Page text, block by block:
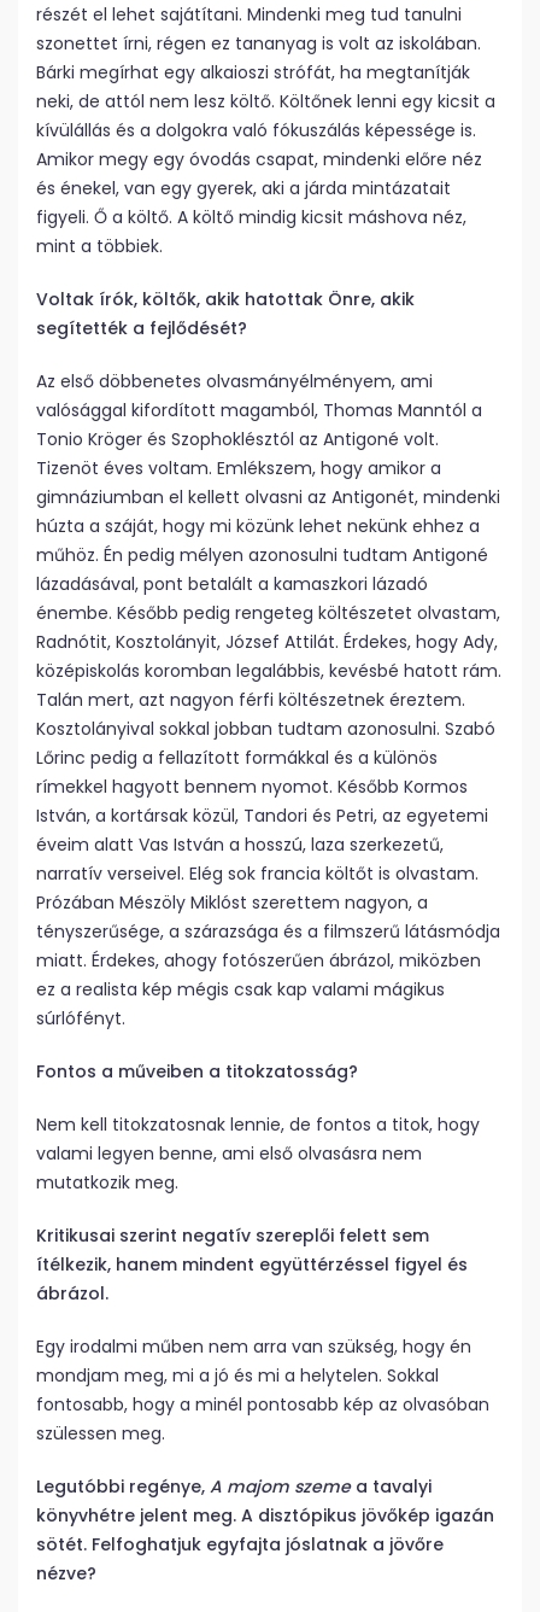
részét el lehet sajátítani. Mindenki meg tud tanulni
szonettet írni, régen ez tananyag is volt az iskolában.
Bárki megírhat egy alkaioszi strófát, ha megtanítják
neki, de attól nem lesz költő. Költőnek lenni egy kicsit a
kívülállás és a dolgokra való fókuszálás képessége is.
Amikor megy egy óvodás csapat, mindenki előre néz
és énekel, van egy gyerek, aki a járda mintázatait
figyeli. Ő a költő. A költő mindig kicsit máshova néz,
mint a többiek.
Voltak írók, költők, akik hatottak Önre, akik
segítették a fejlődését?
Az első döbbenetes olvasmányélményem, ami
valósággal kifordított magamból, Thomas Manntól a
Tonio Kröger és Szophoklésztól az Antigoné volt.
Tizenöt éves voltam. Emlékszem, hogy amikor a
gimnáziumban el kellett olvasni az Antigonét, mindenki
húzta a száját, hogy mi közünk lehet nekünk ehhez a
műhöz. Én pedig mélyen azonosulni tudtam Antigoné
lázadásával, pont betalált a kamaszkori lázadó
énembe. Később pedig rengeteg költészetet olvastam,
Radnótit, Kosztolányit, József Attilát. Érdekes, hogy Ady,
középiskolás koromban legalábbis, kevésbé hatott rám.
Talán mert, azt nagyon férfi költészetnek éreztem.
Kosztolányival sokkal jobban tudtam azonosulni. Szabó
Lőrinc pedig a fellazított formákkal és a különös
rímekkel hagyott bennem nyomot. Később Kormos
István, a kortársak közül, Tandori és Petri, az egyetemi
éveim alatt Vas István a hosszú, laza szerkezetű,
narratív verseivel. Elég sok francia költőt is olvastam.
Prózában Mészöly Miklóst szerettem nagyon, a
tényszerűsége, a szárazsága és a filmszerű látásmódja
miatt. Érdekes, ahogy fotószerűen ábrázol, miközben
ez a realista kép mégis csak kap valami mágikus
súrlófényt.
Fontos a műveiben a titokzatosság?
Nem kell titokzatosnak lennie, de fontos a titok, hogy
valami legyen benne, ami első olvasásra nem
mutatkozik meg.
Kritikusai szerint negatív szereplői felett sem
ítélkezik, hanem mindent együttérzéssel figyel és
ábrázol.
Egy irodalmi műben nem arra van szükség, hogy én
mondjam meg, mi a jó és mi a helytelen. Sokkal
fontosabb, hogy a minél pontosabb kép az olvasóban
szülessen meg.
Legutóbbi regénye, A majom szemea tavalyi
könyvhétre jelent meg. A disztópikus jövőkép igazán
sötét. Felfoghatjuk egyfajta jóslatnak a jövőre
nézve?